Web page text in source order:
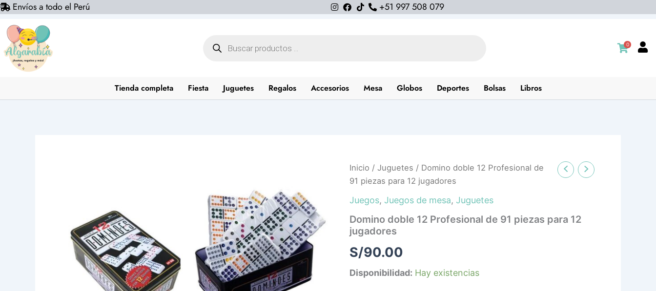
Ir
contenido
Envíos a todo el Perú +51 997 508 079
productos
0
Tienda completa Fiesta Juguetes Regalos Accesorios Mesa Globos Deportes Bolsas Libros
Inicio / Juguetes / Domino doble 12 Profesional de
91 piezas para 12 jugadores
Juegos, Juegos de mesa, Juguetes
Domino doble 12 Profesional de 91 piezas para 12
jugadores
S/90.00
Disponibilidad: Hay existencias
Domino
12
de
91
piezas
para
jugadores